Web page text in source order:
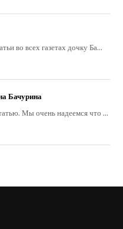
во всех газетах дочку Ба...
Бачурина
Мы очень надеемся что ...